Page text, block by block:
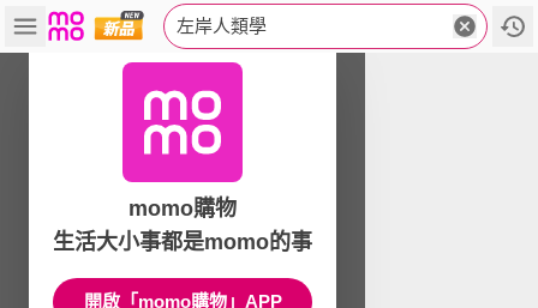
左岸人類學
momo購物
生活大小事都是momo的事
開啟「momo購物」APP